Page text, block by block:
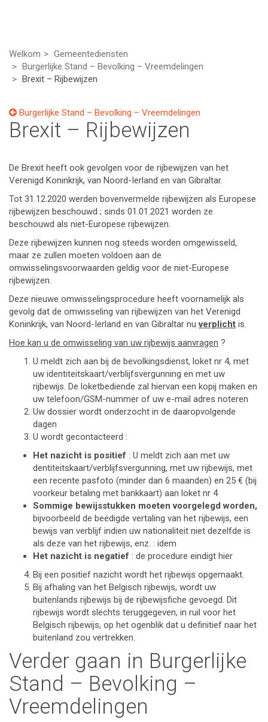
Welkom
Gemeentediensten
Burgerlijke Stand – Bevolking – Vreemdelingen
Brexit – Rijbewijzen
Burgerlijke Stand – Bevolking – Vreemdelingen
Brexit – Rijbewijzen
De Brexit heeft ook gevolgen voor de rijbewijzen van het
Verenigd Koninkrijk, van Noord-Ierland en van Gibraltar.
Tot 31.12.2020 werden bovenvermelde rijbewijzen als Europese
rijbewijzen beschouwd ; sinds 01.01.2021 worden ze
beschouwd als niet-Europese rijbewijzen.
Deze rijbewijzen kunnen nog steeds worden omgewisseld,
maar ze zullen moeten voldoen aan de
omwisselingsvoorwaarden geldig voor de niet-Europese
rijbewijzen.
Deze nieuwe omwisselingsprocedure heeft voornamelijk als
gevolg dat de omwisseling van rijbewijzen van het Verenigd
Koninkrijk, van Noord-Ierland en van Gibraltar nuverplicht is.
Hoe kan u de omwisseling van uw rijbewijs aanvragen ?
U meldt zich aan bij de bevolkingsdienst, loket nr 4, met
uw identiteitskaart/verblijfsvergunning en met uw
rijbewijs. De loketbediende zal hiervan een kopij maken en
uw telefoon/GSM-nummer of uw e-mail adres noteren
Uw dossier wordt onderzocht in de daaropvolgende
dagen
U wordt gecontacteerd :
Het nazicht is positief : U meldt zich aan met uw
dentiteitskaart/verblijfsvergunning, met uw rijbewijs, met
een recente pasfoto (minder dan 6 maanden) en 25 € (bij
voorkeur betaling met bankkaart) aan loket nr 4
Sommige bewijsstukken moeten voorgelegd worden,
bijvoorbeeld de beëdigde vertaling van het rijbewijs, een
bewijs van verblijf indien uw nationaliteit niet dezelfde is
als deze van het rijbewijs, enz. : idem
Het nazicht is negatief : de procedure eindigt hier
Bij een positief nazicht wordt het rijbewijs opgemaakt.
Bij afhaling van het Belgisch rijbewijs, wordt uw
buitenlands rijbewijs bij de rijbewijsfiche gevoegd. Dit
rijbewijs wordt slechts teruggegeven, in ruil voor het
Belgisch rijbewijs, op het ogenblik dat u definitief naar het
buitenland zou vertrekken.
Verder gaan in Burgerlijke
Stand – Bevolking –
Vreemdelingen